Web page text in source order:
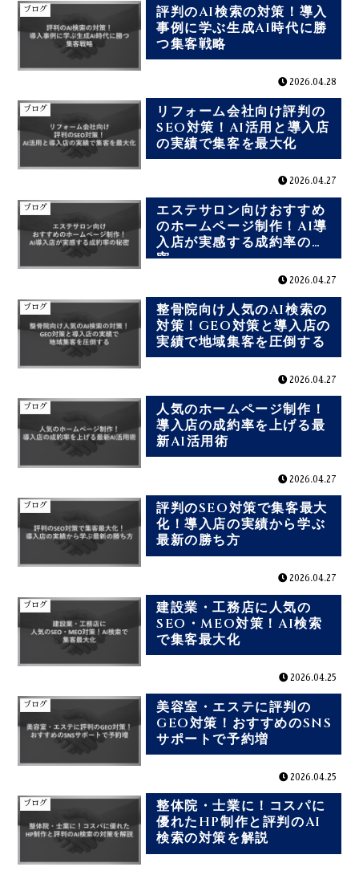
ブログ
評判のAI検索の対策！導入
事例に学ぶ生成AI時代に勝
つ集客戦略
2026.04.28
ブログ
リフォーム会社向け評判の
SEO対策！AI活用と導入店
の実績で集客を最大化
2026.04.27
ブログ
エステサロン向けおすすめ
のホームページ制作！AI導
入店が実感する成約率の秘
密
2026.04.27
ブログ
整骨院向け人気のAI検索の
対策！GEO対策と導入店の
実績で地域集客を圧倒する
2026.04.27
ブログ
人気のホームページ制作！
導入店の成約率を上げる最
新AI活用術
2026.04.27
ブログ
評判のSEO対策で集客最大
化！導入店の実績から学ぶ
最新の勝ち方
2026.04.27
ブログ
建設業・工務店に人気の
SEO・MEO対策！AI検索
で集客最大化
2026.04.25
ブログ
美容室・エステに評判の
GEO対策！おすすめのSNS
サポートで予約増
2026.04.25
ブログ
整体院・士業に！コスパに
優れたHP制作と評判のAI
検索の対策を解説